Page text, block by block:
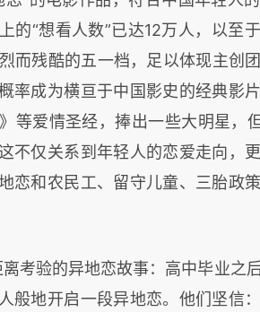
的“想看人数”已达12万人，以至
而残酷的五一档，足以体现主创
率成为横亘于中国影史的经典影
等爱情圣经，捧出一些大明星，
不仅关系到年轻人的恋爱走向，
恋和农民工、留守儿童、三胎政
考验的异地恋故事：高中毕业之
般地开启一段异地恋。他们坚信